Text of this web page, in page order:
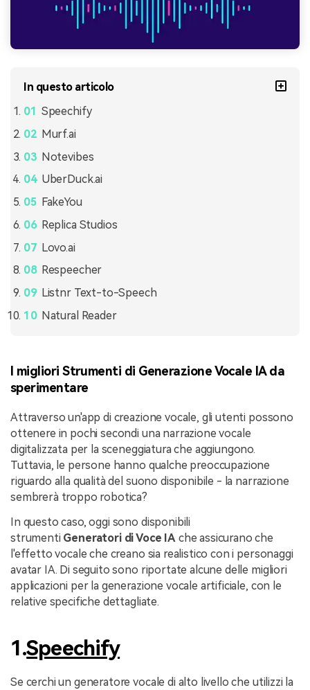
In questo articolo
Speechify
Murf.ai
Notevibes
UberDuck.ai
FakeYou
Replica Studios
Lovo.ai
Respeecher
Listnr Text-to-Speech
Natural Reader
I migliori Strumenti di Generazione Vocale IA da
sperimentare
Attraverso un'app di creazione vocale, gli utenti possono
ottenere in pochi secondi una narrazione vocale
digitalizzata per la sceneggiatura che aggiungono.
Tuttavia, le persone hanno qualche preoccupazione
riguardo alla qualità del suono disponibile - la narrazione
sembrerà troppo robotica?
In questo caso, oggi sono disponibili
strumenti Generatori di Voce IA che assicurano che
l'effetto vocale che creano sia realistico con i personaggi
avatar IA. Di seguito sono riportate alcune delle migliori
applicazioni per la generazione vocale artificiale, con le
relative specifiche dettagliate.
1.Speechify
Se cerchi un generatore vocale di alto livello che utilizzi la